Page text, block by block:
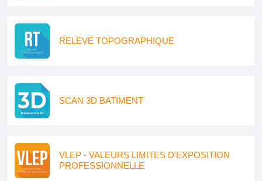
RELEVE TOPOGRAPHIQUE
SCAN 3D BATIMENT
VLEP - VALEURS LIMITES D'EXPOSITION
PROFESSIONNELLE